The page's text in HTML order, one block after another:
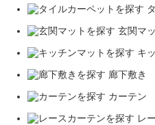
玄関マ
キ
廊下敷き
カーテン
レ